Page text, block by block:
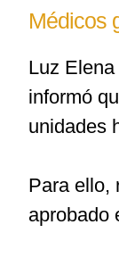
Médicos
Luz
informó
unidades
Para ello,
aprobado